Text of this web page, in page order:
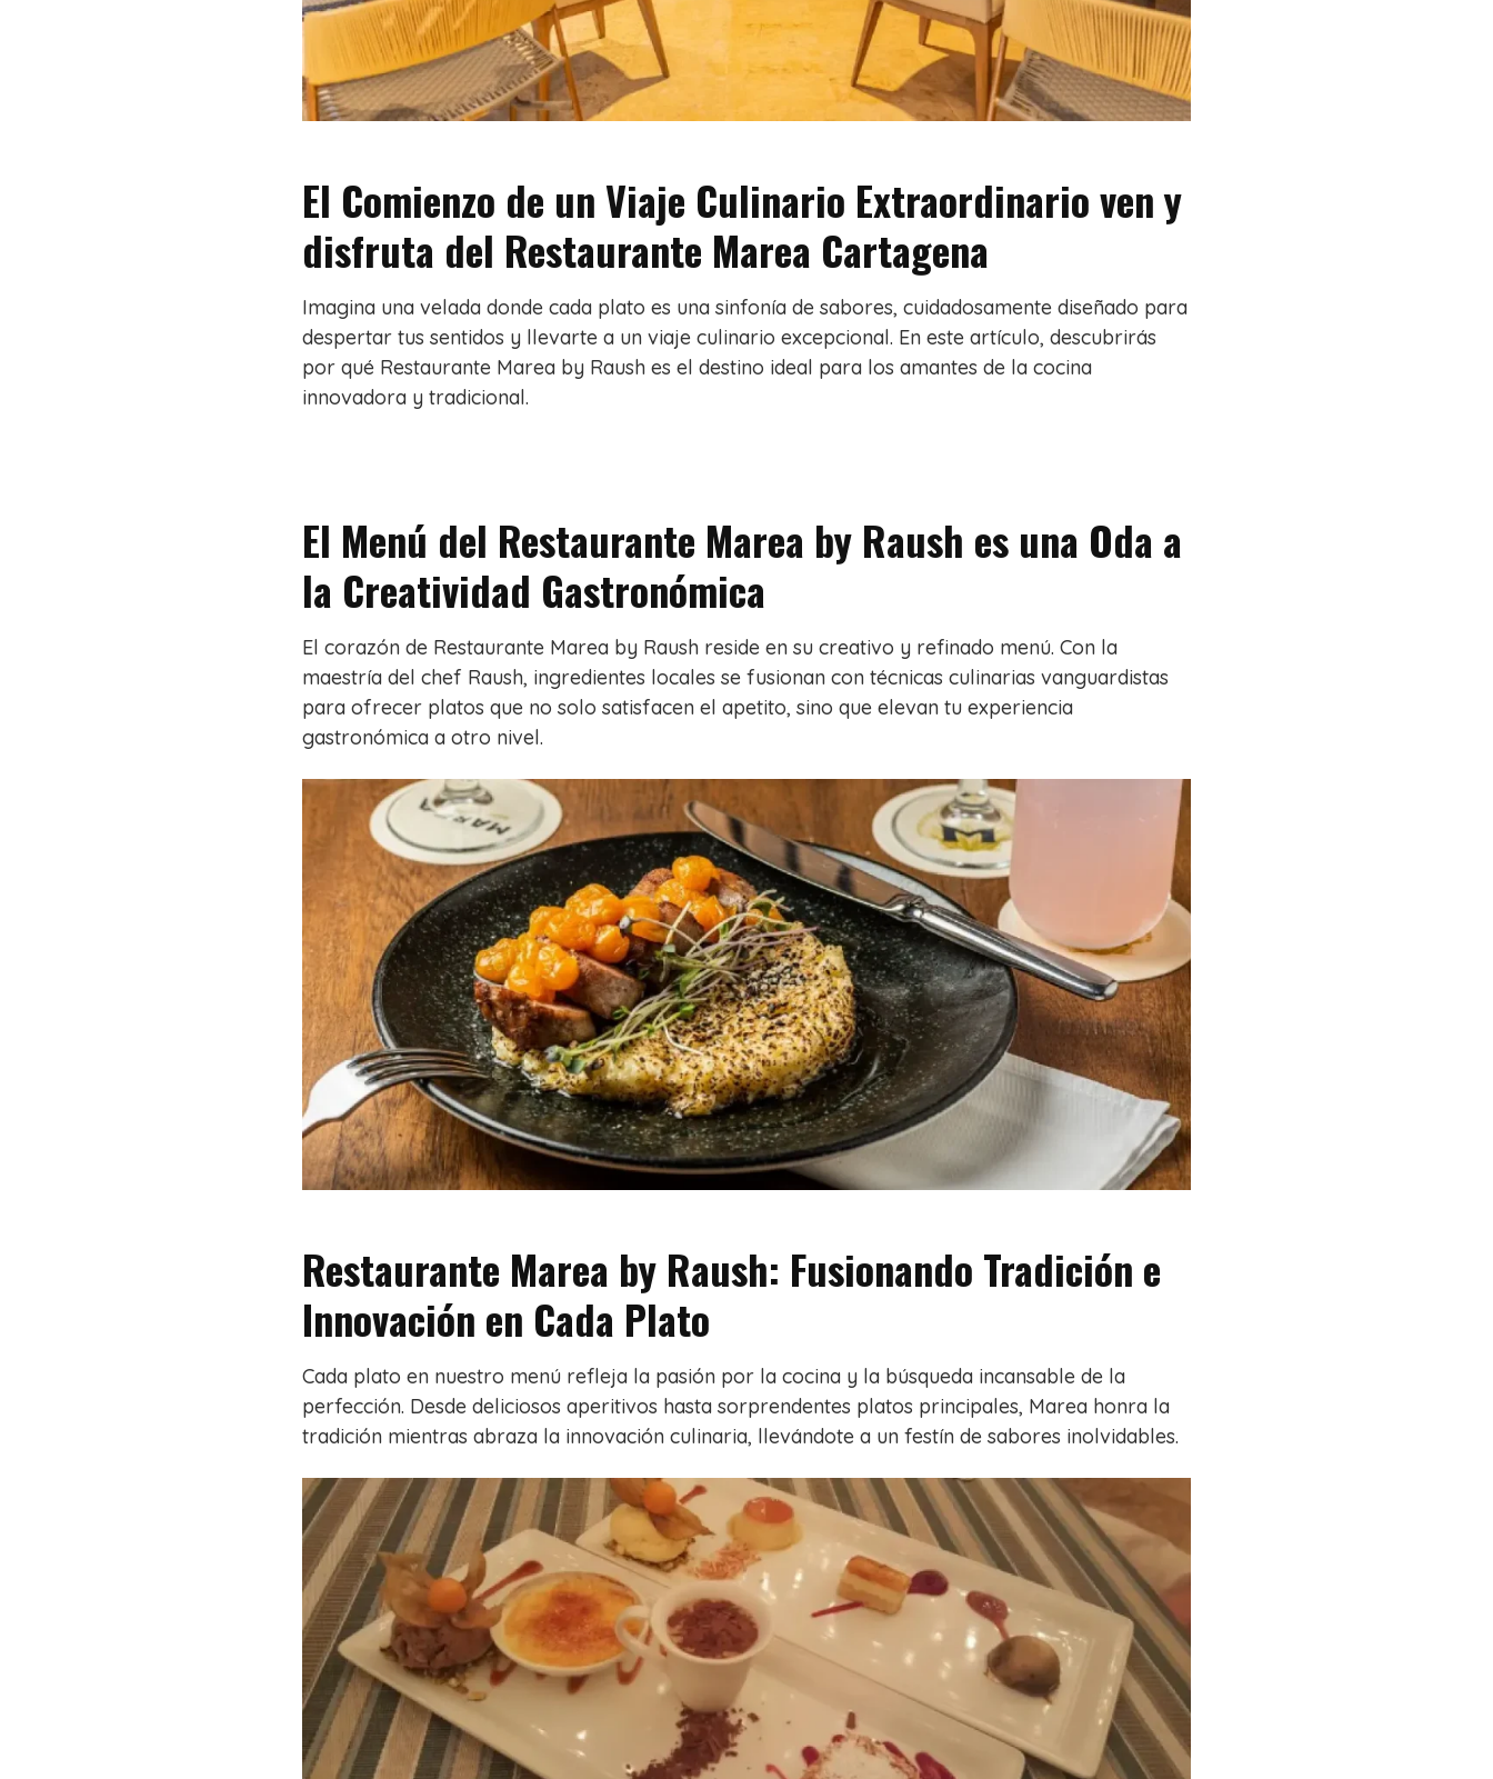
El Comienzo de un Viaje Culinario Extraordinario ven y
disfruta del Restaurante Marea Cartagena
Imagina una velada donde cada plato es una sinfonía de sabores, cuidadosamente diseñado para
despertar tus sentidos y llevarte a un viaje culinario excepcional. En este artículo, descubrirás
por qué Restaurante Marea by Raush es el destino ideal para los amantes de la cocina
innovadora y tradicional.
El Menú del Restaurante Marea by Raush es una Oda a
la Creatividad Gastronómica
El corazón de Restaurante Marea by Raush reside en su creativo y refinado menú. Con la
maestría del chef Raush, ingredientes locales se fusionan con técnicas culinarias vanguardistas
para ofrecer platos que no solo satisfacen el apetito, sino que elevan tu experiencia
gastronómica a otro nivel.
Restaurante Marea by Raush: Fusionando Tradición e
Innovación en Cada Plato
Cada plato en nuestro menú refleja la pasión por la cocina y la búsqueda incansable de la
perfección. Desde deliciosos aperitivos hasta sorprendentes platos principales, Marea honra la
tradición mientras abraza la innovación culinaria, llevándote a un festín de sabores inolvidables.